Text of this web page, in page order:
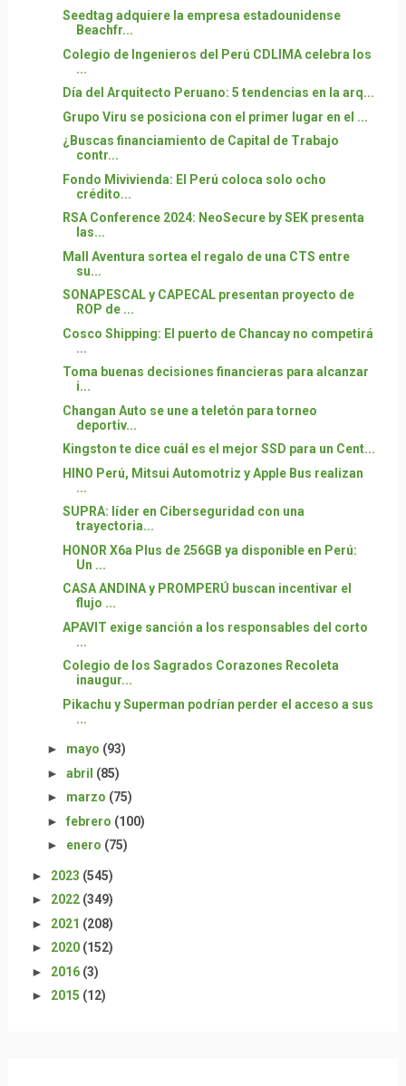
Seedtag adquiere la empresa estadounidense
Beachfr...
Colegio de Ingenieros del Perú CDLIMA celebra los
...
Día del Arquitecto Peruano: 5 tendencias en la arq...
Grupo Viru se posiciona con el primer lugar en el ...
¿Buscas financiamiento de Capital de Trabajo
contr...
Fondo Mivivienda: El Perú coloca solo ocho
crédito...
RSA Conference 2024: NeoSecure by SEK presenta
las...
Mall Aventura sortea el regalo de una CTS entre
su...
SONAPESCAL y CAPECAL presentan proyecto de
ROP de ...
Cosco Shipping: El puerto de Chancay no competirá
...
Toma buenas decisiones financieras para alcanzar
i...
Changan Auto se une a teletón para torneo
deportiv...
Kingston te dice cuál es el mejor SSD para un Cent...
HINO Perú, Mitsui Automotriz y Apple Bus realizan
...
SUPRA: líder en Ciberseguridad con una
trayectoria...
HONOR X6a Plus de 256GB ya disponible en Perú:
Un ...
CASA ANDINA y PROMPERÚ buscan incentivar el
flujo ...
APAVIT exige sanción a los responsables del corto
...
Colegio de los Sagrados Corazones Recoleta
inaugur...
Pikachu y Superman podrían perder el acceso a sus
...
► mayo (93)
► abril (85)
► marzo (75)
► febrero (100)
► enero (75)
► 2023 (545)
► 2022 (349)
► 2021 (208)
► 2020 (152)
► 2016 (3)
► 2015 (12)